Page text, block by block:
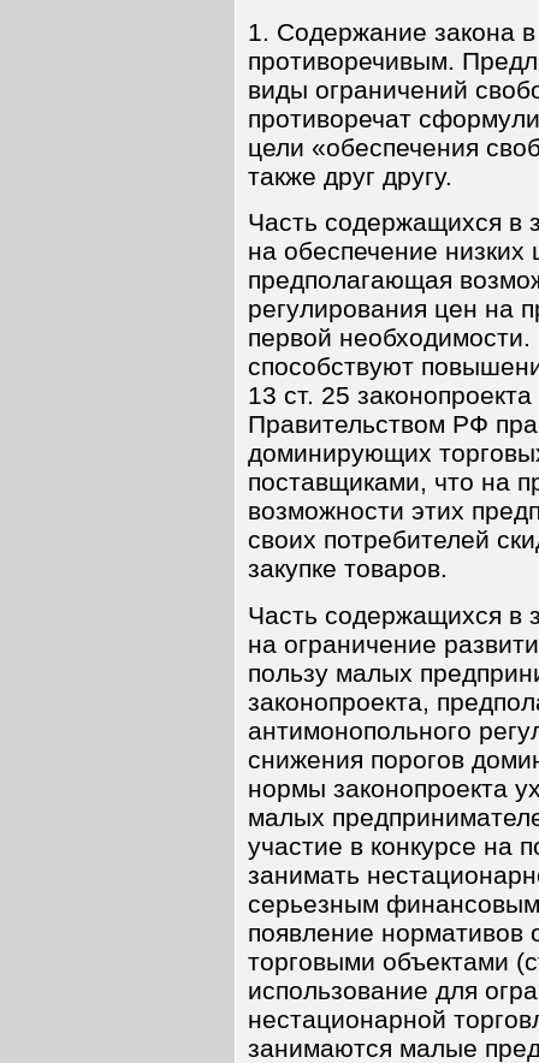
1. Содержание закона
противоречивым.
виды ограничений
противоречат
цели «обеспечения
также друг другу.
Часть содержащихся в
на обеспечение низких
предполагающая
регулирования цен на
первой
способствуют
13 ст. 25
Правительством РФ
доминирующих
поставщиками, что на
возможности этих
своих потребителей
закупке товаров.
Часть содержащихся в
на ограничение
пользу малых
законопроекта,
антимонопольного
снижения порогов
нормы законопроекта
малых
участие в конкурсе на
занимать
серьезным
появление нормативов
торговыми объектами
использование для
нестационарной
занимаются малые